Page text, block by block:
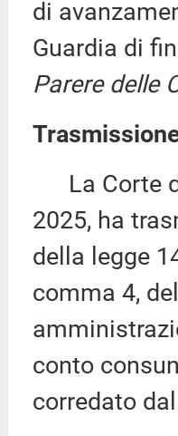
di
Guardia di
Parere delle
La Corte
2025, ha
della legge
comma 4,
conto
corredato